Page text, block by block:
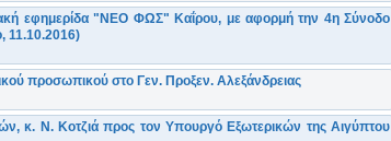
εφημερίδα "ΝΕΟ ΦΩΣ" Καΐρου, με αφορμή την 4η Σύνοδο
11.10.2016)
προσωπικού στο Γεν. Προξεν. Αλεξάνδρειας
κ. Ν. Κοτζιά προς τον Υπουργό Εξωτερικών της Αιγύπτου